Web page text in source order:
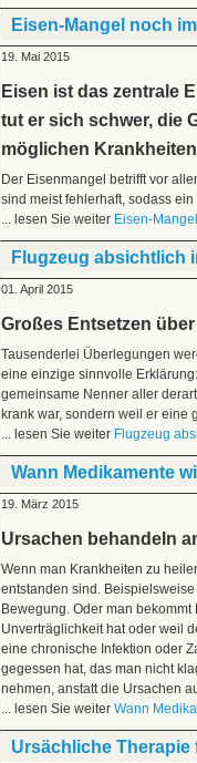
Eisen-Mangel noch
19. Mai 2015
Eisen ist das zentrale
tut er sich schwer, die
möglichen
Der Eisenmangel betrifft vor
sind meist fehlerhaft, sodass
... lesen Sie weiter Eisen-
Flugzeug absichtlich
01. April 2015
Großes Entsetzen
Tausenderlei Überlegungen
eine einzige sinnvolle
gemeinsame Nenner aller
krank war, sondern weil er eine
... lesen Sie weiter Flugzeug
Wann Medikamente
19. März 2015
Ursachen behandeln
Wenn man Krankheiten zu
entstanden sind.
Bewegung. Oder man
Unverträglichkeit hat oder weil
eine chronische Infektion oder
gegessen hat, das man nicht
nehmen, anstatt die Ursachen
... lesen Sie weiter Wann
Ursächliche